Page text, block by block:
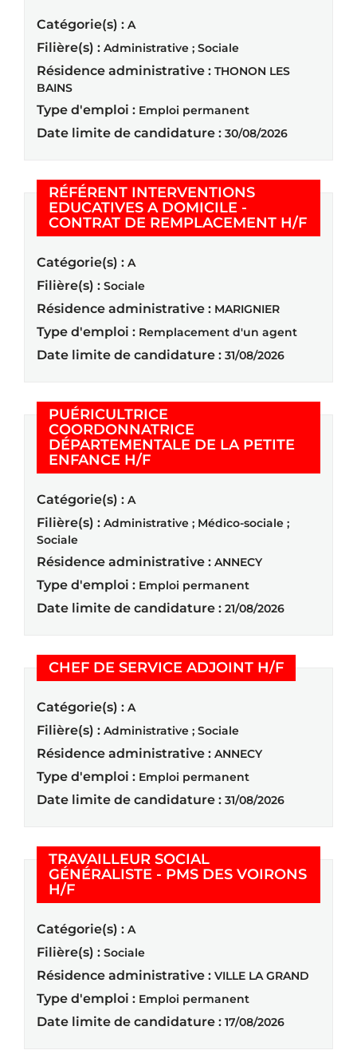
Catégorie(s) : A
Filière(s) : Administrative ; Sociale
Résidence administrative : THONON LES
BAINS
Type d'emploi : Emploi permanent
Date limite de candidature : 30/08/2026
RÉFÉRENT INTERVENTIONS
EDUCATIVES A DOMICILE -
CONTRAT DE REMPLACEMENT H/F
Catégorie(s) : A
Filière(s) : Sociale
Résidence administrative : MARIGNIER
Type d'emploi : Remplacement d'un agent
Date limite de candidature : 31/08/2026
PUÉRICULTRICE
COORDONNATRICE
DÉPARTEMENTALE DE LA PETITE
ENFANCE H/F(Nouvelle fenêtre)
Catégorie(s) : A
Filière(s) : Administrative ; Médico-sociale ;
Sociale
Résidence administrative : ANNECY
Type d'emploi : Emploi permanent
Date limite de candidature : 21/08/2026
CHEF DE SERVICE ADJOINT H/F
Catégorie(s) : A
Filière(s) : Administrative ; Sociale
Résidence administrative : ANNECY
Type d'emploi : Emploi permanent
Date limite de candidature : 31/08/2026
TRAVAILLEUR SOCIAL
GÉNÉRALISTE - PMS DES VOIRONS
H/F(Nouvelle fenêtre)
Catégorie(s) : A
Filière(s) : Sociale
Résidence administrative : VILLE LA GRAND
Type d'emploi : Emploi permanent
Date limite de candidature : 17/08/2026